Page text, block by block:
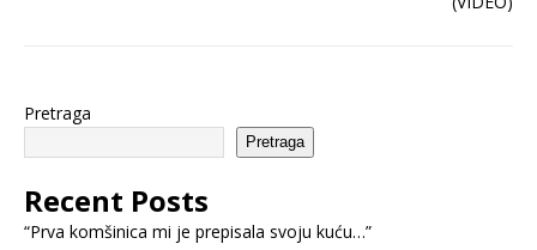
Pretraga
Pretraga
Recent Posts
“Prva komšinica mi je prepisala svoju kuću…”